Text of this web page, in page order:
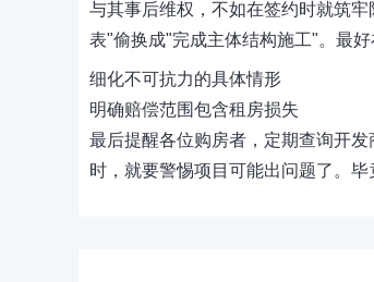
与其事后维权，不如在签约时就筑
表"偷换成"完成主体结构施工"。最好
细化不可抗力的具体情形
明确赔偿范围包含租房损失
最后提醒各位购房者，定期查询开发
时，就要警惕项目可能出问题了。